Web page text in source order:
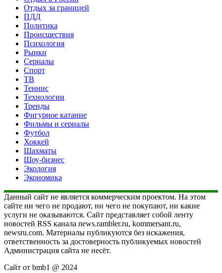
Отдых за границей
ПДД
Политика
Происшествия
Психология
Рынки
Сериалы
Спорт
ТВ
Теннис
Технологии
Тренды
Фигурное катание
Фильмы и сериалы
Футбол
Хоккей
Шахматы
Шоу-бизнес
Экология
Экономика
Данный сайт не является коммерческим проектом. На этом
сайте ни чего не продают, ни чего не покупают, ни какие
услуги не оказываются. Сайт представляет собой ленту
новостей RSS канала news.rambler.ru, kommersant.ru,
newsru.com. Материалы публикуются без искажения,
ответственность за достоверность публикуемых новостей
Администрация сайта не несёт.
Сайт от bmb1 @ 2024